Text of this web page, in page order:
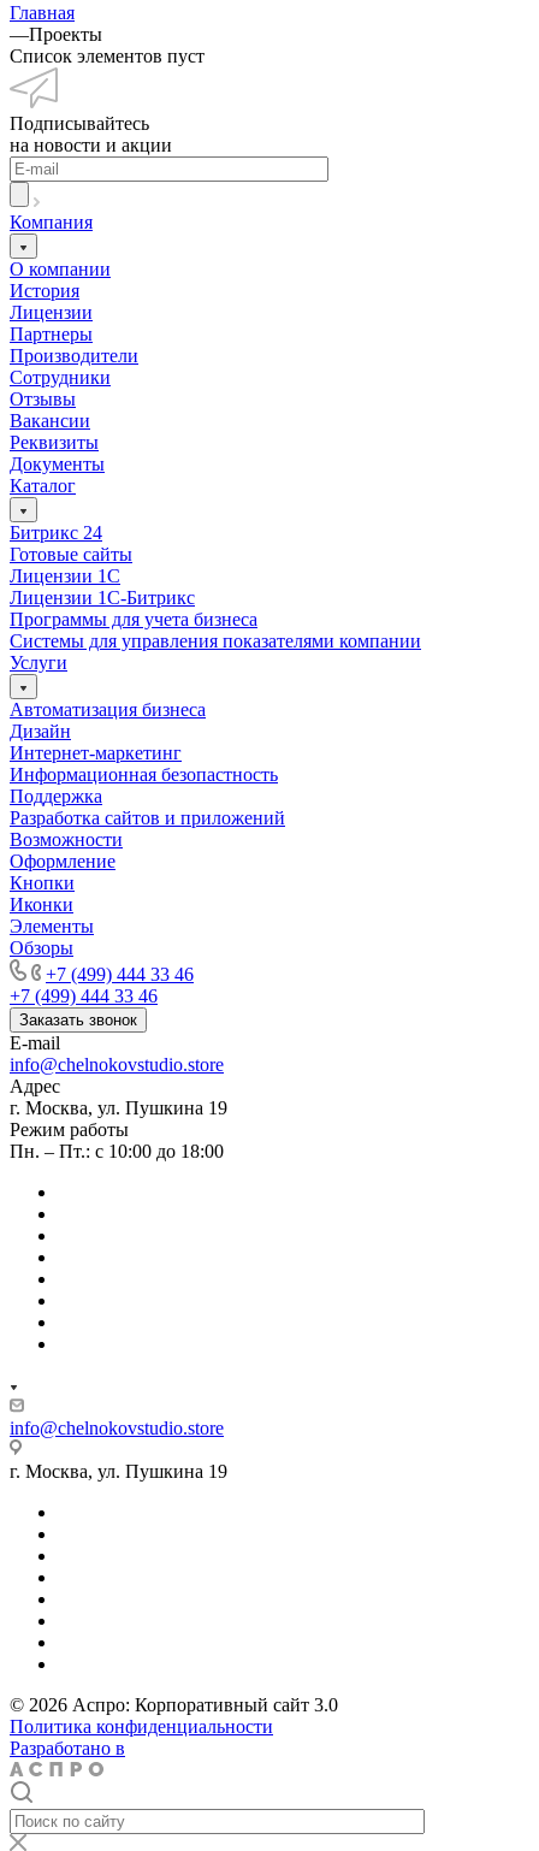
Главная
—Проекты
Список элементов пуст
Подписывайтесь
на новости и акции
Компания
О компании
История
Лицензии
Партнеры
Производители
Сотрудники
Отзывы
Вакансии
Реквизиты
Документы
Каталог
Битрикс 24
Готовые сайты
Лицензии 1С
Лицензии 1С-Битрикс
Программы для учета бизнеса
Системы для управления показателями компании
Услуги
Автоматизация бизнеса
Дизайн
Интернет-маркетинг
Информационная безопастность
Поддержка
Разработка сайтов и приложений
Возможности
Оформление
Кнопки
Иконки
Элементы
Обзоры
+7 (499) 444 33 46
+7 (499) 444 33 46
Заказать звонок
E-mail
info@chelnokovstudio.store
Адрес
г. Москва, ул. Пушкина 19
Режим работы
Пн. – Пт.: с 10:00 до 18:00
info@chelnokovstudio.store
г. Москва, ул. Пушкина 19
© 2026 Аспро: Корпоративный сайт 3.0
Политика конфиденциальности
Разработано в